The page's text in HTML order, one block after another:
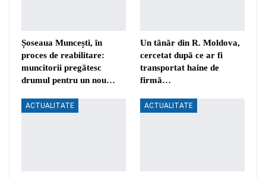
Șoseaua Muncești, în
proces de reabilitare:
muncitorii pregătesc
drumul pentru un nou…
Un tânăr din R. Moldova,
cercetat după ce ar fi
transportat haine de
firmă…
ACTUALITATE ACTUALITATE